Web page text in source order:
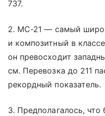
737.
2. МС-21 — самый
и композитный в
он превосходит
см. Перевозка до 211
рекордный показатель.
3. Предполагалось, что